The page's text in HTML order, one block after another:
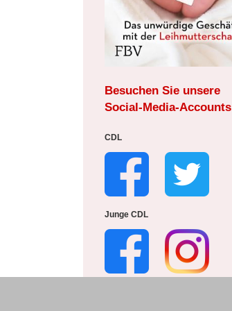
Besuchen Sie unsere
Social-Media-Accounts
CDL
Junge CDL